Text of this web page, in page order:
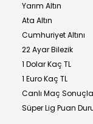
Yarım Altın
Ata Altın
Cumhuriyet Altını
22 Ayar Bilezik
1 Dolar Kaç TL
1 Euro Kaç TL
Canlı Maç
Süper Lig Puan